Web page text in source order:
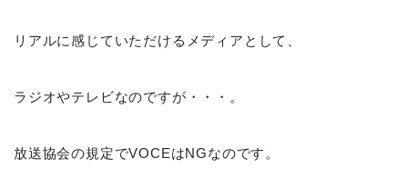
リアルに感じていただけるメディアとして、
ラジオやテレビなのですが・・・。
放送協会の規定でVOCEはNGなのです。